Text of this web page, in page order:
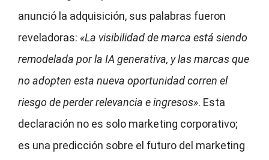
anunció la adquisición, sus palabras fueron
reveladoras: «La visibilidad de marca está siendo
remodelada por la IA generativa, y las marcas que
no adopten esta nueva oportunidad corren el
riesgo de perder relevancia e ingresos». Esta
declaración no es solo marketing corporativo;
es una predicción sobre el futuro del marketing